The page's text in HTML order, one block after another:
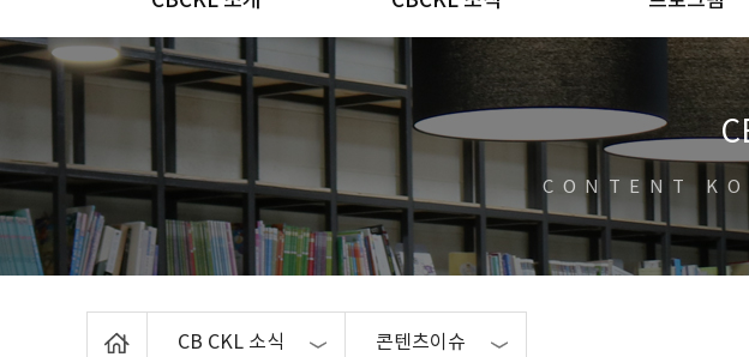
CONTENT
CB CKL 소식 콘텐츠이슈